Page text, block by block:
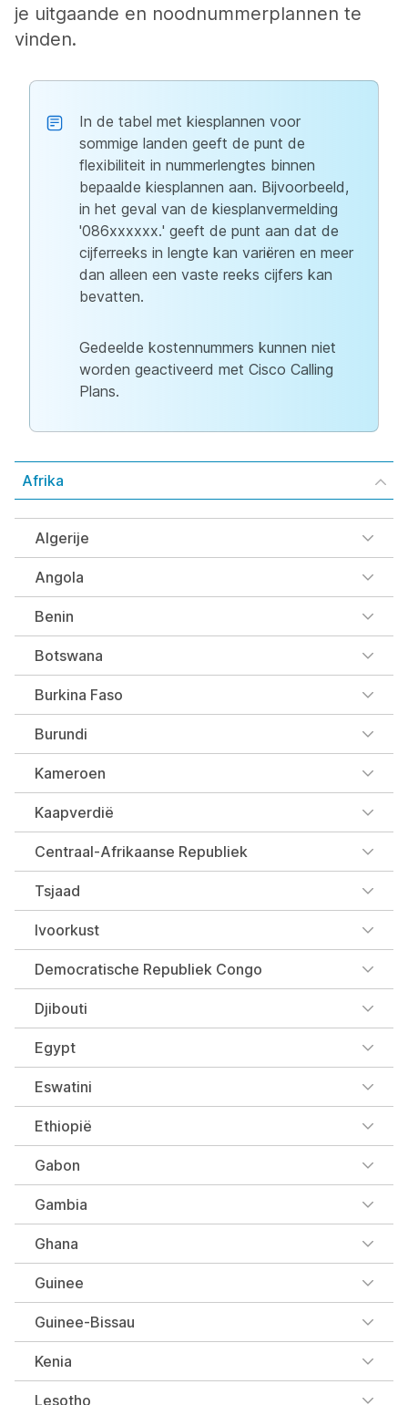
je uitgaande en noodnummerplannen te
vinden.
In de tabel met kiesplannen voor
sommige landen geeft de punt de
flexibiliteit in nummerlengtes binnen
bepaalde kiesplannen aan. Bijvoorbeeld,
in het geval van de kiesplanvermelding
'086xxxxxx.' geeft de punt aan dat de
cijferreeks in lengte kan variëren en meer
dan alleen een vaste reeks cijfers kan
bevatten.
Gedeelde kostennummers kunnen niet
worden geactiveerd met Cisco Calling
Plans.
Afrika
Algerije
Angola
Benin
Botswana
Burkina Faso
Burundi
Kameroen
Kaapverdië
Centraal-Afrikaanse Republiek
Tsjaad
Ivoorkust
Democratische Republiek Congo
Djibouti
Egypt
Eswatini
Ethiopië
Gabon
Gambia
Ghana
Guinee
Guinee-Bissau
Kenia
Lesotho